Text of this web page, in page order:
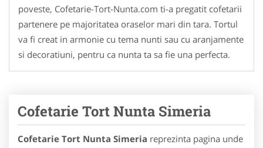
poveste, Cofetarie-Tort-Nunta.com ti-a pregatit cofetarii
partenere pe majoritatea oraselor mari din tara. Tortul
va fi creat in armonie cu tema nunti sau cu aranjamente
si decoratiuni, pentru ca nunta ta sa fie una perfecta.
Cofetarie Tort Nunta Simeria
Cofetarie Tort Nunta Simeria reprezinta pagina unde